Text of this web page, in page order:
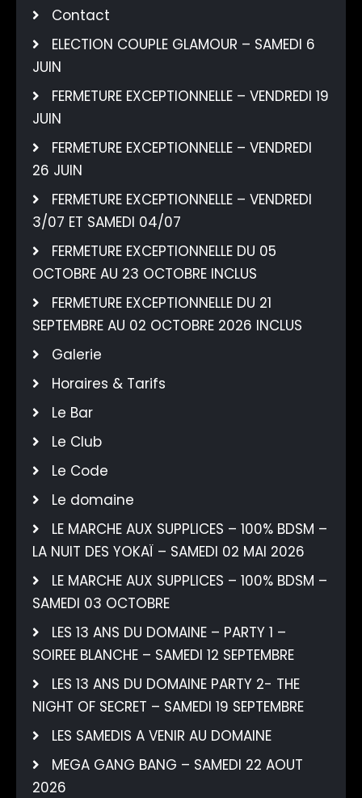
Contact
ELECTION COUPLE GLAMOUR – SAMEDI 6
JUIN
FERMETURE EXCEPTIONNELLE – VENDREDI 19
JUIN
FERMETURE EXCEPTIONNELLE – VENDREDI
26 JUIN
FERMETURE EXCEPTIONNELLE – VENDREDI
3/07 ET SAMEDI 04/07
FERMETURE EXCEPTIONNELLE DU 05
OCTOBRE AU 23 OCTOBRE INCLUS
FERMETURE EXCEPTIONNELLE DU 21
SEPTEMBRE AU 02 OCTOBRE 2026 INCLUS
Galerie
Horaires & Tarifs
Le Bar
Le Club
Le Code
Le domaine
LE MARCHE AUX SUPPLICES – 100% BDSM –
LA NUIT DES YOKAÏ – SAMEDI 02 MAI 2026
LE MARCHE AUX SUPPLICES – 100% BDSM –
SAMEDI 03 OCTOBRE
LES 13 ANS DU DOMAINE – PARTY 1 –
SOIREE BLANCHE – SAMEDI 12 SEPTEMBRE
LES 13 ANS DU DOMAINE PARTY 2- THE
NIGHT OF SECRET – SAMEDI 19 SEPTEMBRE
LES SAMEDIS A VENIR AU DOMAINE
MEGA GANG BANG – SAMEDI 22 AOUT
2026